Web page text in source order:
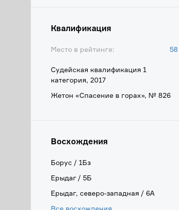
Квалификация
Место в рейтинге: 58
Судейская квалификация 1
категория, 2017
Жетон «Спасение в горах», № 826
Восхождения
Борус / 1Бз
Ерыдаг / 5Б
Ерыдаг, северо-западная / 6А
Все восхождения